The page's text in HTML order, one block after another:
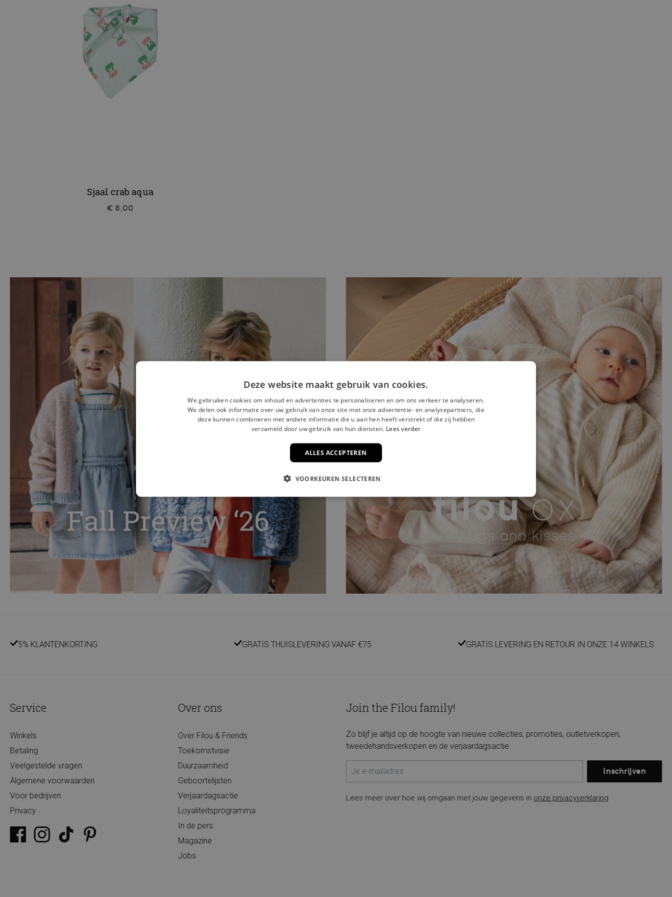
Sjaal crab aqua
€ 8,00
5% KLANTENKORTING GRATIS THUISLEVERING VANAF €75 GRATIS LEVERING EN RETOUR IN ONZE 14 WINKELS
Service
Winkels
Betaling
Veelgestelde vragen
Algemene voorwaarden
Voor bedrijven
Privacy
Over ons
Over Filou & Friends
Toekomstvisie
Duurzaamheid
Geboortelijsten
Verjaardagsactie
Loyaliteitsprogramma
In de pers
Magazine
Jobs
Join the Filou family!
Zo blijf je altijd op de hoogte van nieuwe collecties, promoties, outletverkopen,
tweedehandsverkopen en de verjaardagsactie
Inschrijven
Lees meer over hoe wij omgaan met jouw gegevens in onze privacyverklaring
Deze website maakt gebruik van cookies.
We gebruiken cookies om inhoud en advertenties te personaliseren en om ons verkeer te analyseren.
We delen ook informatie over uw gebruik van onze site met onze advertentie- en analysepartners, die
deze kunnen combineren met andere informatie die u aan hen heeft verstrekt of die zij hebben
verzameld door uw gebruik van hun diensten. Lees verder
ALLES ACCEPTEREN
VOORKEUREN SELECTEREN